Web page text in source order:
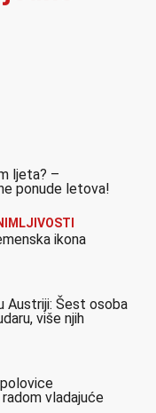
ljeta? –
ponude letova!
ikona
Austriji: Šest osoba
više njih
vladajuće